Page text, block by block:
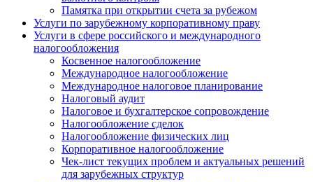
Памятка при открытии счета за рубежом
Услуги по зарубежному корпоративному праву
Услуги в сфере российского и международного
налогообложения
Косвенное налогообложение
Международное налогообложение
Международное налоговое планирование
Налоговый аудит
Налоговое и бухгалтерское сопровождение
Налогообложение сделок
Налогообложение физических лиц
Корпоративное налогообложение
Чек-лист текущих проблем и актуальных решений
для зарубежных структур